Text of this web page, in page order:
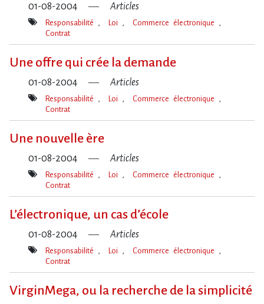
01-08-2004 Articles
Mot(s)-
Responsabilité Loi
Commerce électronique
Contrat
Une offre qui crée la demande
01-08-2004 Articles
Mot(s)-
Responsabilité Loi
Commerce électronique
Contrat
Une nouvelle ère
01-08-2004 Articles
Mot(s)-
Responsabilité Loi
Commerce électronique
Contrat
L’électronique, un cas d’école
01-08-2004 Articles
Mot(s)-
Responsabilité Loi
Commerce électronique
Contrat
VirginMega, ou la recherche de la simplicité